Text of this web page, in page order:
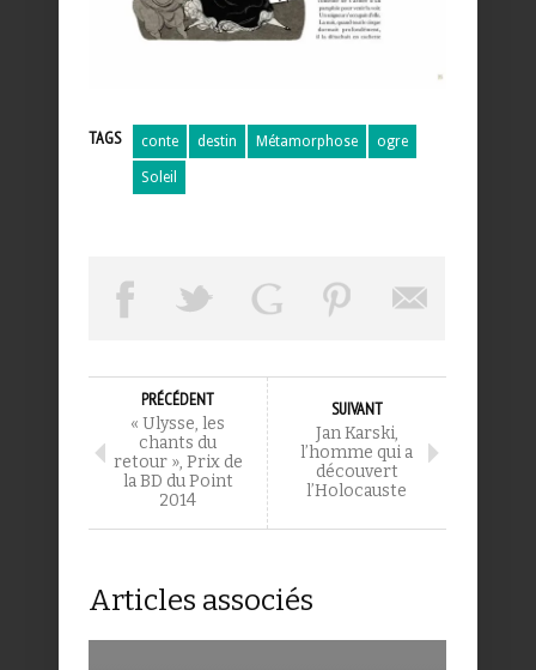
TAGS conte destin Métamorphose ogre
Soleil
PRÉCÉDENT
« Ulysse, les
chants du
retour », Prix de
la BD du Point
2014
SUIVANT
Jan Karski,
l’homme qui a
découvert
l’Holocauste
Articles associés